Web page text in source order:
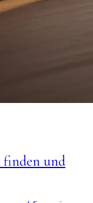
finden und